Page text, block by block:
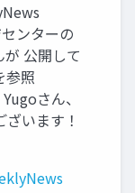
ンターの
公開して
参照
さん、
います！